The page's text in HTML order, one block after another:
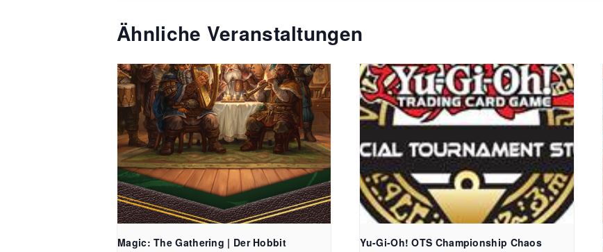
Ähnliche Veranstaltungen
Magic: The Gathering | Der Hobbit
Yu-Gi-Oh! OTS Championship Chaos